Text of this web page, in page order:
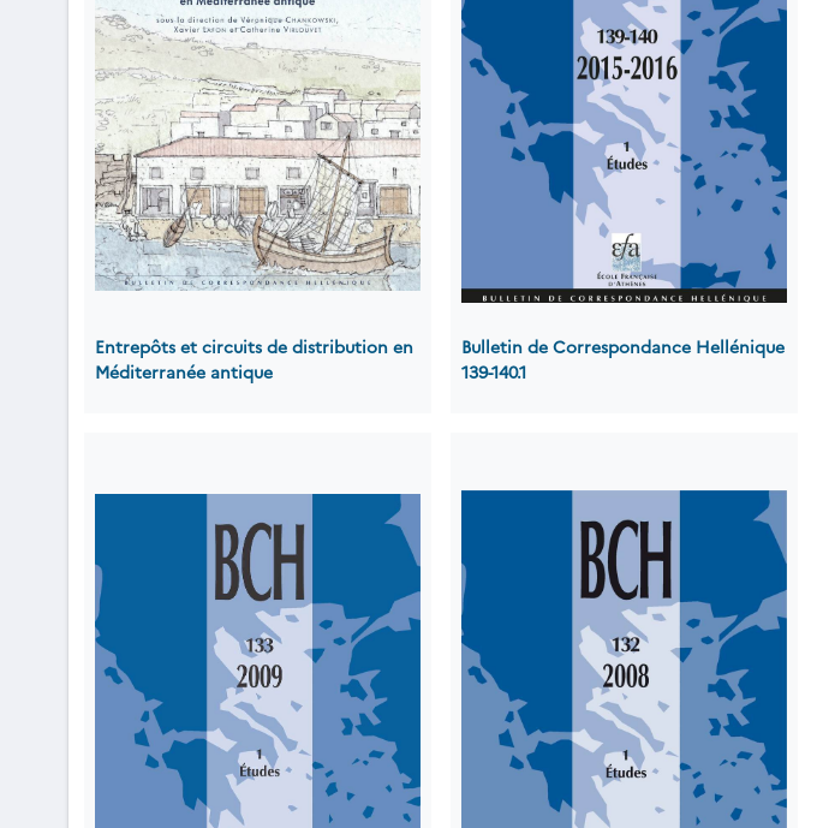
Entrepôts et circuits de distribution en
Méditerranée antique
Bulletin de Correspondance Hellénique
139-140.1